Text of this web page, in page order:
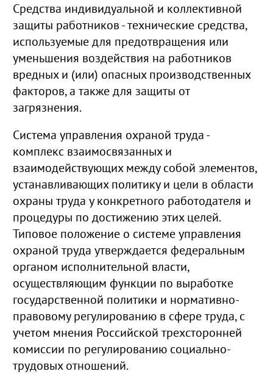
Средства индивидуальной и коллективной
защиты работников - технические средства,
используемые для предотвращения или
уменьшения воздействия на работников
вредных и (или) опасных производственных
факторов, а также для защиты от
загрязнения.
Система управления охраной труда -
комплекс взаимосвязанных и
взаимодействующих между собой элементов,
устанавливающих политику и цели в области
охраны труда у конкретного работодателя и
процедуры по достижению этих целей.
Типовое положение о системе управления
охраной труда утверждается федеральным
органом исполнительной власти,
осуществляющим функции по выработке
государственной политики и нормативно-
правовому регулированию в сфере труда, с
учетом мнения Российской трехсторонней
комиссии по регулированию социально-
трудовых отношений.